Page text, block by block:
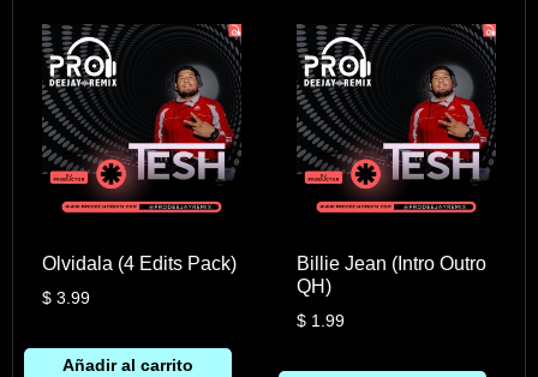
Olvidala (4 Edits Pack)
$3.99
Añadir al carrito
Billie Jean (Intro Outro
QH)
$ 1.99